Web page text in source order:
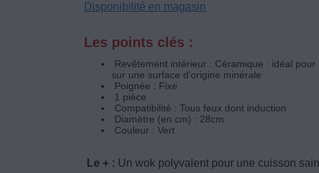
Disponibilité en magasin
Les points clés :
Revêtement intérieur : Céramique : idéal pour
sur une surface d'origine minérale
Poignée : Fixe
1 pièce
Compatibilité : Tous feux dont induction
Diamètre (en cm) : 28cm
Couleur : Vert
Le + : Un wok polyvalent pour une cuisson